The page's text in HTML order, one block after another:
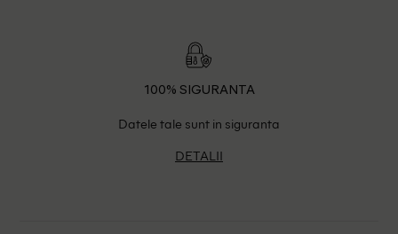
100% SIGURANTA
Datele tale sunt in siguranta
DETALII